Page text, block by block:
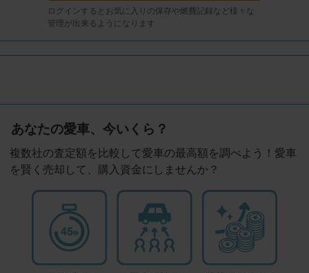
ログインするとお気に入りの保存や燃費記録など様々な
管理が出来るようになります
あなたの愛車、今いくら？
複数社の査定額を比較して愛車の最高額を調べよう！愛車
を賢く売却して、購入資金にしませんか？